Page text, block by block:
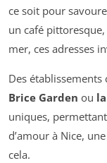
ce soit pour
un café
mer, ces adresses
Des établissements
Brice Garden ou
uniques,
d’amour à Nice,
cela.